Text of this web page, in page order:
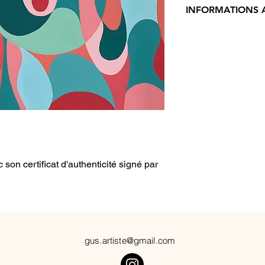
son certificat d'authenticité signé par
INFORMATIONS
gus.artiste@gmail.com